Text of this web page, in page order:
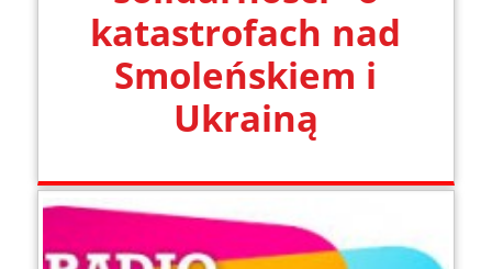
katastrofach nad
Smoleńskiem i
Ukrainą